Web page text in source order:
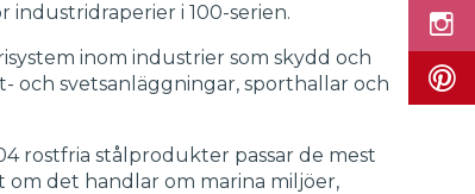
industridraperier i 100-serien.
inom industrier som skydd och
och svetsanläggningar, sporthallar och
rostfria stålprodukter passar de mest
om det handlar om marina miljöer,